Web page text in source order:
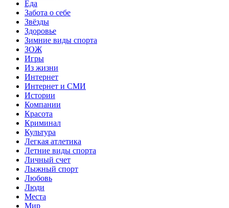
Еда
Забота о себе
Звёзды
Здоровье
Зимние виды спорта
ЗОЖ
Игры
Из жизни
Интернет
Интернет и СМИ
Истории
Компании
Красота
Криминал
Культура
Легкая атлетика
Летние виды спорта
Личный счет
Лыжный спорт
Любовь
Люди
Места
Мир